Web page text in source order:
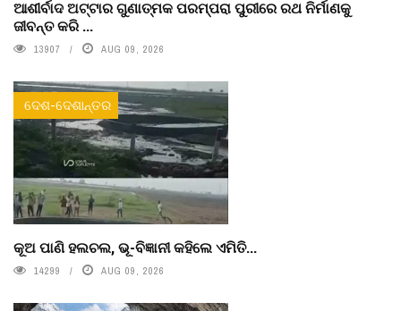
ଆଶୀର୍ବାଦ ଅଟ୍ଟାର ଗୁଣାତ୍ମକ ପରମ୍ପରା ପୁରୀରେ ରଥ ନିର୍ମାଣକୁ
ଜୀବନ୍ତ କରି ...
13907 AUG 09, 2026
ଦେଶ-ଦେଶାନ୍ତର
କୂଅ ପାଣି ହଲଚଲ, ଭୂ-ବିଜ୍ଞାନୀ କହିଲେ ଏମିତି...
14299 AUG 09, 2026